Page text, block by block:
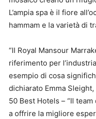
L’ampia spa è il fiore
hammam e la varietà di
“Il Royal Mansour
riferimento per
esempio di cosa
dichiarato Emma
50 Best Hotels – “Il
a offrire la migliore